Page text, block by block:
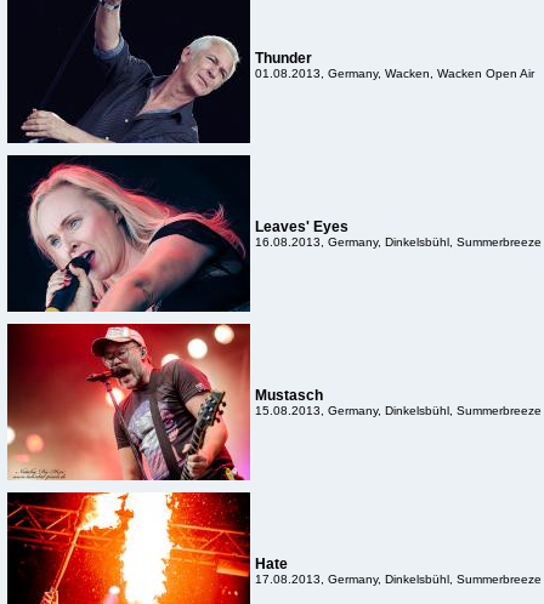
Thunder
01.08.2013, Germany, Wacken, Wacken Open Air
Leaves' Eyes
16.08.2013, Germany, Dinkelsbühl, Summerbreeze
Mustasch
15.08.2013, Germany, Dinkelsbühl, Summerbreeze
Hate
17.08.2013, Germany, Dinkelsbühl, Summerbreeze